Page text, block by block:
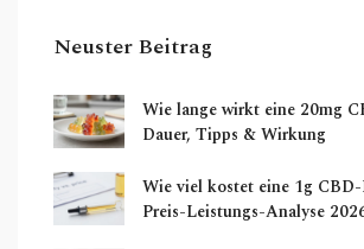
Neuster Beitrag
Wie lange wirkt eine 20mg
Dauer, Tipps & Wirkung
Wie viel kostet eine 1g
Preis-Leistungs-Analyse